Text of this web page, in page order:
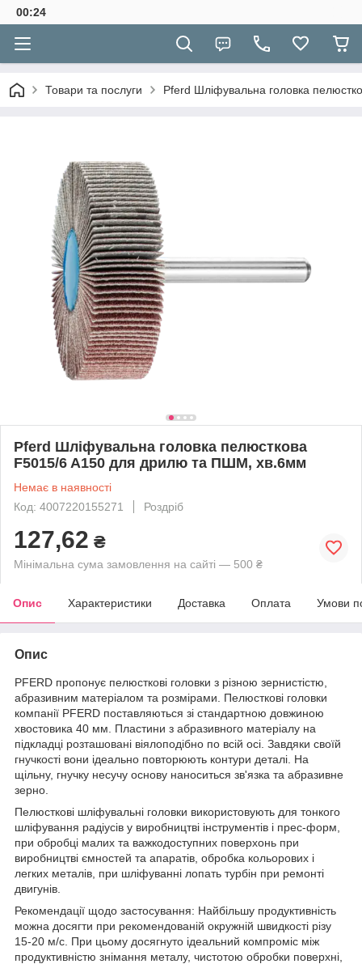
00:24
Товари та послуги Pferd Шліфувальна головка
Pferd Шліфувальна головка пелюсткова
F5015/6 A150 для дрилю та ПШМ, хв.6мм
Немає в наявності
Код: 4007220155271
Роздріб
127,62 ₴
Мінімальна сума замовлення на сайті — 500 ₴
Опис Характеристики Доставка Оплата Умови
Опис
PFERD пропонує пелюсткові головки з різною зернистістю,
абразивним матеріалом та розмірами. Пелюсткові головки
компанії PFERD поставляються зі стандартною довжиною
хвостовика 40 мм. Пластини з абразивного матеріалу на
підкладці розташовані віялоподібно по всій осі. Завдяки своїй
гнучкості вони ідеально повторюють контури деталі. На
щільну, гнучку несучу основу наноситься зв'язка та абразивне
зерно.
Пелюсткові шліфувальні головки використовують для тонкого
шліфування радіусів у виробництві інструментів і прес-форм,
при обробці малих та важкодоступних поверхонь при
виробництві ємностей та апаратів, обробка кольорових і
легких металів, при шліфуванні лопать турбін при ремонті
двигунів.
Рекомендації щодо застосування: Найбільшу продуктивність
можна досягти при рекомендованій окружній швидкості різу
15-20 м/с. При цьому досягнуто ідеальний компроміс між
продуктивністю знімання металу, чистотою обробки поверхні,